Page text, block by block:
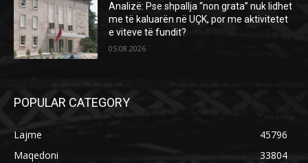
Analizë: Pse shpallja “non grata” nuk lidhet
me të kaluarën në UÇK, por me aktivitetet
e viteve të fundit?
05.08.2026
POPULAR CATEGORY
Lajme
45796
Maqedoni
33804